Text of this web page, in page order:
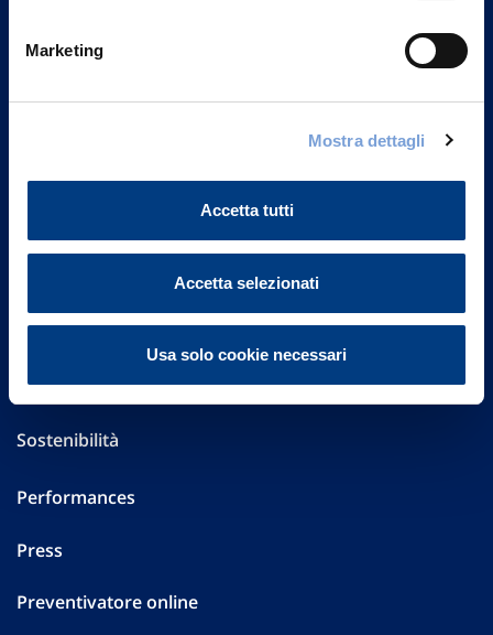
Marketing
Mostra dettagli
Accetta tutti
Accetta selezionati
Usa solo cookie necessari
Vittoria Assicurazioni S.p.A.
Altre informazioni
Sostenibilità
Performances
Press
Preventivatore online